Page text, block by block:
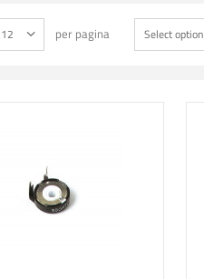
12 per pagina Select option